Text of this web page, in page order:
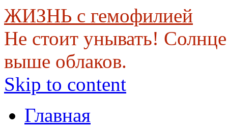
ЖИЗНЬ с гемофилией
Не стоит унывать!
выше облаков.
Skip to content
Главная